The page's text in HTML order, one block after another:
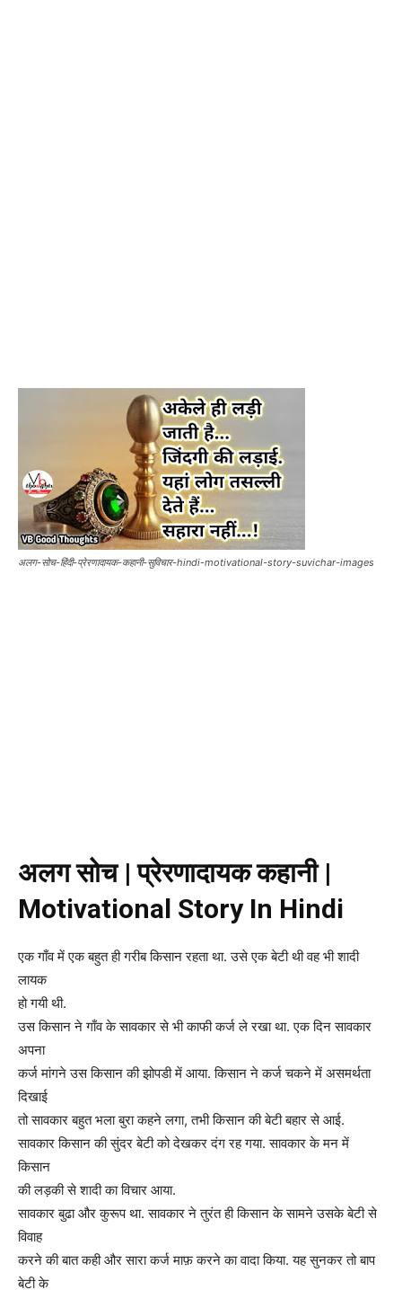
अलग-सोच-हिंदी-प्रेरणादायक-कहानी-सुविचार-hindi-motivational-story-suvichar-images
अलग सोच | प्रेरणादायक कहानी |
Motivational Story In Hindi
एक गाँव में एक बहुत ही गरीब किसान रहता था. उसे एक बेटी थी वह भी शादी
लायक
हो गयी थी.
उस किसान ने गाँव के सावकार से भी काफी कर्ज ले रखा था. एक दिन सावकार
अपना
कर्ज मांगने उस किसान की झोपडी में आया. किसान ने कर्ज चकने में असमर्थता
दिखाई
तोसावकार बहुतभला बुरा कहने लगा, तभी किसान की बेटी बहार से आई.
सावकार किसान की सुंदर बेटी को देखकरदंग रह गया. सावकार के मन में
किसान
कीलड़की से शादी का विचार आया.
सावकार बुढा और कुरूप था. सावकार ने तुरंत ही किसान के सामने उसके बेटी से
विवाह
करने की बात कही और सारा कर्ज माफ़ करने का वादा किया. यह सुनकर तो बाप
बेटी के